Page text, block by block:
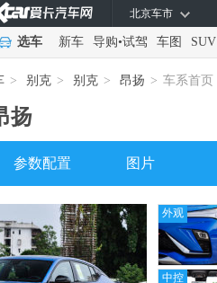
北京车市
选车 新车 导购•试驾 车图 SUV
> 别克 > 别克 > 昂扬 > 车系首页
扬
参数配置 图片
外观
中控